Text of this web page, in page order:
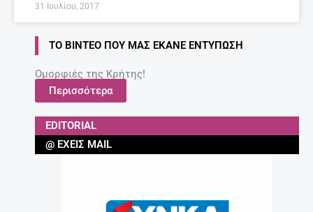
31 Ιουλίου, 2017
ΤΟ ΒΊΝΤΕΟ ΠΟΥ ΜΑΣ ΈΚΑΝΕ ΕΝΤΎΠΩΣΗ
Ομορφιές της Κρήτης!
Περισσότερα
EDITORIAL
@ ΈΧΕΙΣ MAIL